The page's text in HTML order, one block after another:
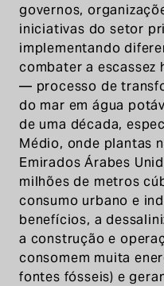
governos,
iniciativas do setor
implementando
combater a escassez
— processo de
do mar em água
de uma década,
Médio, onde plantas
Emirados Árabes
milhões de metros
consumo urbano e
benefícios, a
a construção e
consomem muita
fontes fósseis) e